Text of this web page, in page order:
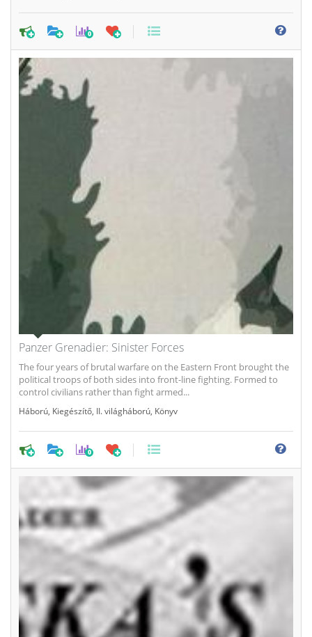
0
Panzer Grenadier: Sinister Forces
The four years of brutal warfare on the Eastern Front brought the
political troops of both sides into front-line fighting. Formed to
control civilians rather than fight armed...
Háború Kiegészítő II. világháború Könyv
0